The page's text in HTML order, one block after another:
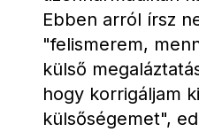
Ebben arról írsz
"felismerem,
külső
hogy korrigáljam
külsőségemet",